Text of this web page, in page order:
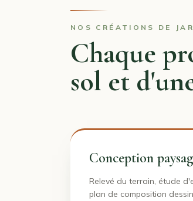
NOS CRÉATIONS DE
Chaque
sol et
Conception
Relevé du terrain, étude
plan de composition